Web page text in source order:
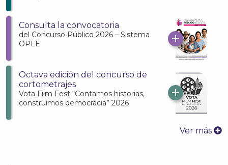
Consulta la convocatoria
del Concurso Público 2026 – Sistema
OPLE
Octava edición del concurso de
cortometrajes
Vota Film Fest “Contamos historias,
construimos democracia” 2026
Ver más